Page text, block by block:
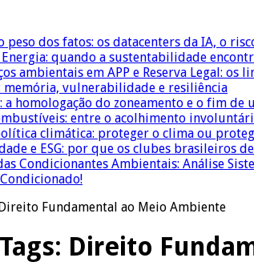
peso dos fatos: os datacenters da IA, o
quando a sustentabilidade
ambientais em APP e Reserva Legal:
memória, vulnerabilidade e resiliência
a homologação do zoneamento e o fim de
entre o acolhimento
climática: proteger o clima ou
e ESG: por que os clubes brasileiros
Condicionantes Ambientais: Análise
Fundamental ao Meio Ambiente
Direito